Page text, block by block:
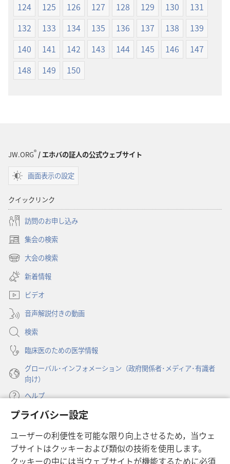
プライバシー設定
ユーザーの利便性を可能な限り向上させるため，当ウェ
ブサイトはクッキーおよび類似の技術を使用します。
クッキーの中には当ウェブサイトが機能するために必須
124
125 126 127 128 129 130
131
132
133 134 135 136 137 138
139
140
141 142 143 144 145 146
147
148
149 150
JW.ORG®/ エホバの証人の公式ウェブサイト
画面表示の設定
クイックリンク
訪問のお申し込み
集会の検索
（新
し
タ
で
開
く）
大会の検索
（新
し
い
タ
ブ
で
開
く）
新着情報
ビデオ
音声解説付きの動画
検索
臨床医のための医学情報
グローバル･インフォメーション（政府関係者･メディア･有識者
向け）
ヘルプ
寄付
し
い
タ
ものみの塔 オンライン・ライブラリー
（新